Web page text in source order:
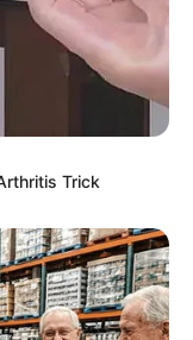
พระ จะปราศจาก
ด้วยส้ม ถวาย
Trick